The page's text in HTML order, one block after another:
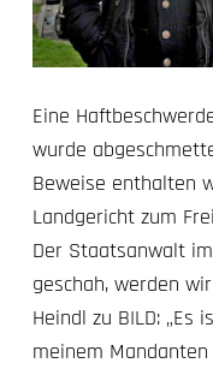
Eine
wurde
Beweise enthalten
Landgericht zum
Der Staatsanwalt
geschah, werden
Heindl zu BILD:
meinem